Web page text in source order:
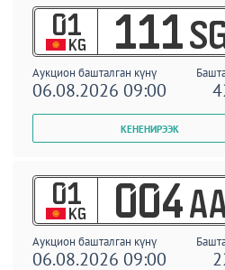
01
KG 111
Аукцион башталган күнү
06.08.2026 09:00
01
KG 004
Аукцион башталган күнү
06.08.2026 09:00